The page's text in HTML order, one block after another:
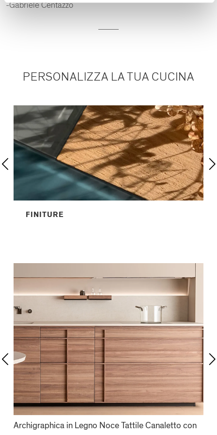
-Gabriele Centazzo
PERSONALIZZA LA TUA CUCINA
FINITURE
Archigraphica in Legno Noce Tattile Canaletto con